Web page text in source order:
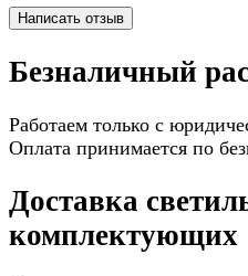
Написать отзыв
Безналичный
Работаем только с
Оплата принимается по
Доставка
комплектующих